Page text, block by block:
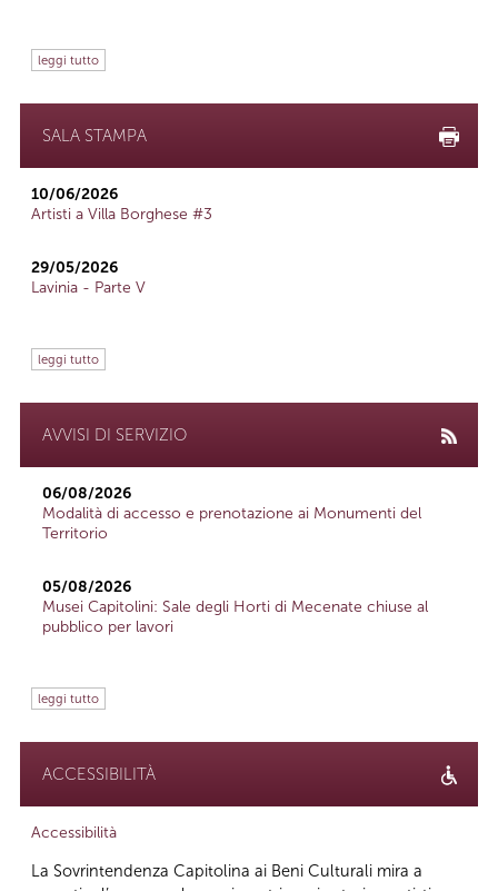
leggi tutto
SALA STAMPA
10/06/2026
Artisti a Villa Borghese #3
29/05/2026
Lavinia - Parte V
leggi tutto
AVVISI DI SERVIZIO
06/08/2026
Modalità di accesso e prenotazione ai Monumenti del
Territorio
05/08/2026
Musei Capitolini: Sale degli Horti di Mecenate chiuse al
pubblico per lavori
leggi tutto
ACCESSIBILITÀ
Accessibilità
La Sovrintendenza Capitolina ai Beni Culturali mira a